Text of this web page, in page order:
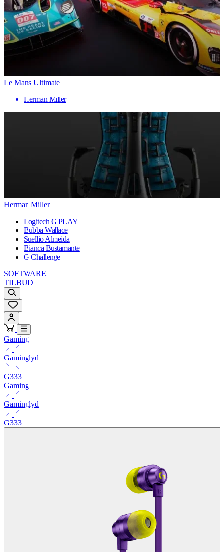
Le Mans Ultimate
Herman Miller
Herman Miller
Logitech G PLAY
Bubba Wallace
Suellio Almeida
Bianca Bustamante
G Challenge
SOFTWARE
TILBUD
Gaming
Gaminglyd
G333
Gaming
Gaminglyd
G333